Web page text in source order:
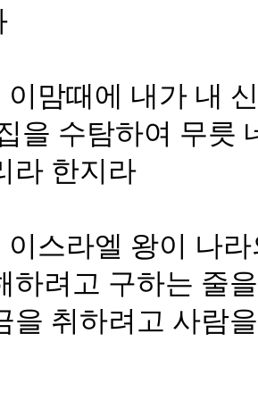
이맘때에 내가 내
을 수탐하여 무릇
라 한지라
이스라엘 왕이 나
하려고 구하는 줄
을 취하려고 사람